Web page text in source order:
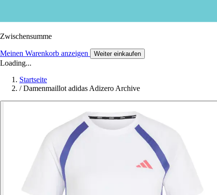
Zwischensumme
Meinen Warenkorb anzeigen Weiter einkaufen
Loading...
Startseite
/ Damenmaillot adidas Adizero Archive